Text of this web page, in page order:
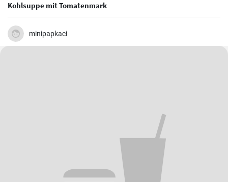
Kohlsuppe mit Tomatenmark
minipapkaci